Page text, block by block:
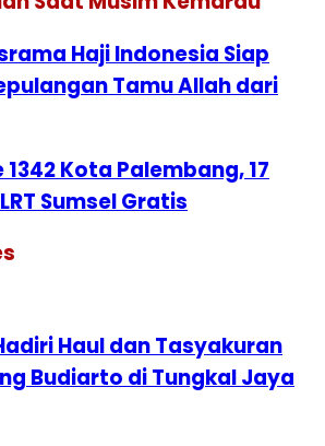
Haji Indonesia Siap
Tamu Allah dari
1342 Kota Palembang, 17
Sumsel Gratis
Haul dan Tasyakuran
Budiarto di Tungkal Jaya